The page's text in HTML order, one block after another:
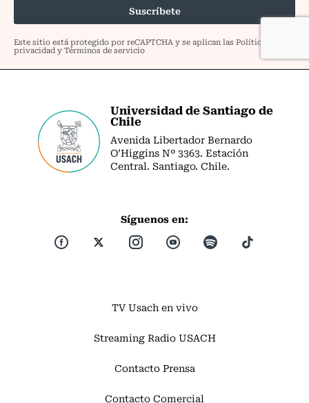
Universidad de Santiago de
Chile
Avenida Libertador Bernardo
O’Higgins Nº 3363. Estación
Central. Santiago. Chile.
Síguenos en:
TV Usach en vivo
Streaming Radio USACH
Contacto Prensa
Contacto Comercial